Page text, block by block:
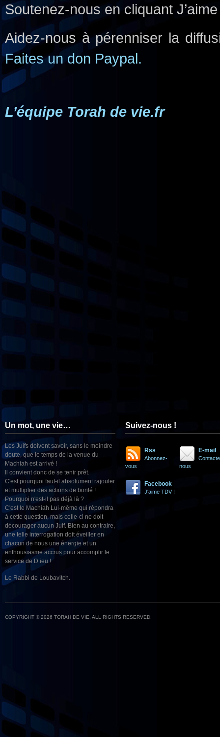
Soutenez-nous en cliquant
Aidez-nous à pérenniser la
Faites un don Paypal.
L’équipe Torah de vie.fr
Un mot, une vie…
Les Juifs doivent savoir, sans le moindre
doute, que le temps de la venue du
Machiah est arrivé !
Il convient donc de se tenir prêt.
C'est pourquoi faut-il absolument rajouter
et multiplier des actions de bonté !
Pourquoi n'est-il pas déjà là ?
C'est le Machiah Lui-même qui répondra
à cette question, mais celle-ci ne doit
décourager aucun Juif. Bien au contraire,
une telle interrogation doit éveiller en
chacun de nous une énergie et un
enthousiasme accrus pour accomplir le
service de D.ieu !
Le Rabbi de Loubavitch.
Suivez-nous !
Rss
Abonnez-
vous
E-mail
nous
Facebook
J'aime TDV !
COPYRIGHT © 2026 TORAH DE VIE. ALL RIGHTS RESERVED.